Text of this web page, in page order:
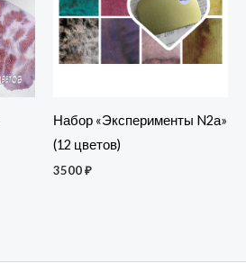
Набор «Эксперименты N2а»
(12 цветов)
3500₽